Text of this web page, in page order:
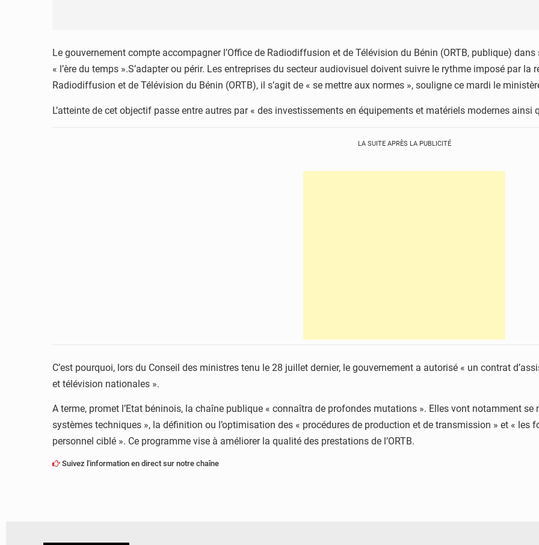
Le gouvernement compte accompagner l’Office de Radiodiffusion et de Télévision du Bénin (ORTB, publique)
« l’ère du temps ».S’adapter ou périr. Les entreprises du secteur audiovisuel doivent suivre le rythme imposé par la
Radiodiffusion et de Télévision du Bénin (ORTB), il s’agit de « se mettre aux normes », souligne ce mardi le
L’atteinte de cet objectif passe entre autres par « des investissements en équipements et matériels modernes ainsi
LA SUITE APRÈS LA PUBLICITÉ
C’est pourquoi, lors du Conseil des ministres tenu le 28 juillet dernier, le gouvernement a autorisé « un contrat
et télévision nationales ».
A terme, promet l’Etat béninois, la chaîne publique « connaîtra de profondes mutations ». Elles vont notamment se
systèmes techniques », la définition ou l’optimisation des « procédures de production et de transmission » et « les
personnel ciblé ». Ce programme vise à améliorer la qualité des prestations de l’ORTB.
Suivez l'information en direct sur notre chaîne